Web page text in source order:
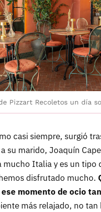
Pizzart Recoletos un día
casi siempre, surgió
su marido, Joaquín
mucho Italia y es un tipo
disfrutado mucho.
momento de ocio
más relajado, no